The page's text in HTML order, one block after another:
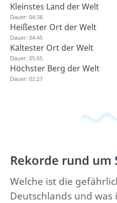
Kleinstes Land der Welt
Dauer: 04:38
Heißester Ort der Welt
Dauer: 04:45
Kältester Ort der Welt
Dauer: 05:05
Höchster Berg der Welt
Dauer: 02:27
Rekorde rund um
Welche ist die
Deutschlands und